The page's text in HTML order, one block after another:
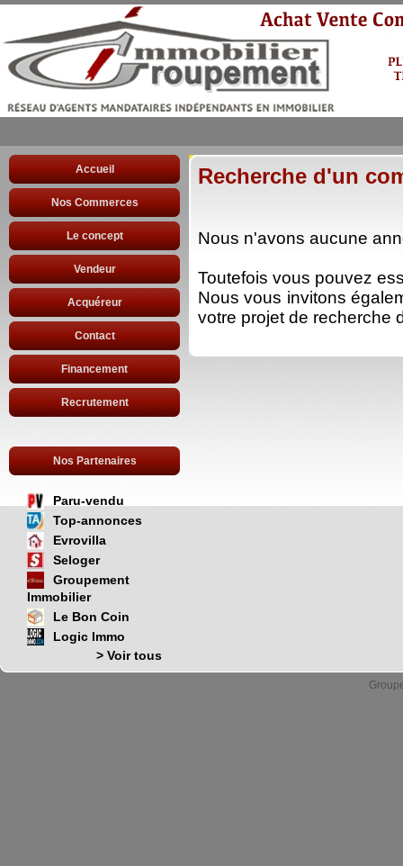
Accueil
Nos Commerces
Le concept
Vendeur
Acquéreur
Contact
Financement
Recrutement
Nos Partenaires
Paru-vendu
Top-annonces
Evrovilla
Seloger
Groupement
Immobilier
Le Bon Coin
Logic Immo
> Voir tous
Recherche d'un
Nous n'avons aucune
Toutefois vous pouvez
Nous vous invitons
votre projet de recherche